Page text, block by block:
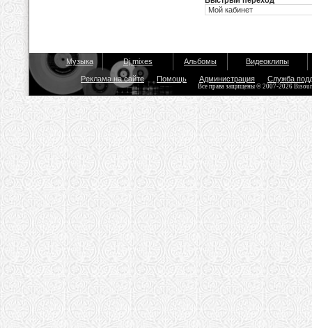
Музыка Dj mixes Альбомы Видеоклипы
Реклама на сайте Помощь Администрация Служба
Все права защищены © 2007-2026